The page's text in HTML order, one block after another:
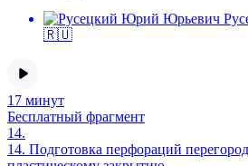
🇷🇺
17 минут
Бесплатный фрагмент
14.
14. Подготовка перфораций